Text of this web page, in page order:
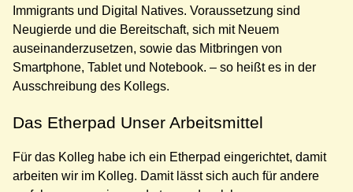
Immigrants und Digital Natives. Voraussetzung sind
Neugierde und die Bereitschaft, sich mit Neuem
auseinanderzusetzen, sowie das Mitbringen von
Smartphone, Tablet und Notebook. – so heißt es in der
Ausschreibung des Kollegs.
Das Etherpad Unser Arbeitsmittel
Für das Kolleg habe ich ein Etherpad eingerichtet, damit
arbeiten wir im Kolleg. Damit lässt sich auch für andere